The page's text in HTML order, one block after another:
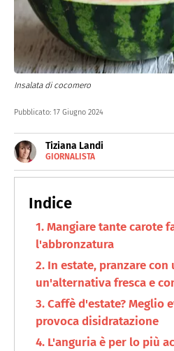
Insalata di cocomero
Pubblicato: 17 Giugno 2024
Tiziana Landi
GIORNALISTA
MAIL
Giornalista toscana, da
digital specializzati. Quando
trovate in cucina.
Mangiare tante carote
l'abbronzatura
In estate, pranzare con
un'alternativa fresca e
Caffè d'estate? Meglio
provoca disidratazione
L'anguria è per lo più